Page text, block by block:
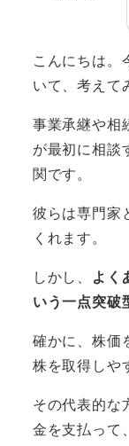
こんにちは。
いて、考えて
事業承継や相
が最初に相談
関です。
彼らは専門家
くれます。
しかし、
よく
いう一点突破
確かに、株価
株を取得しや
その代表的な
金を支払って